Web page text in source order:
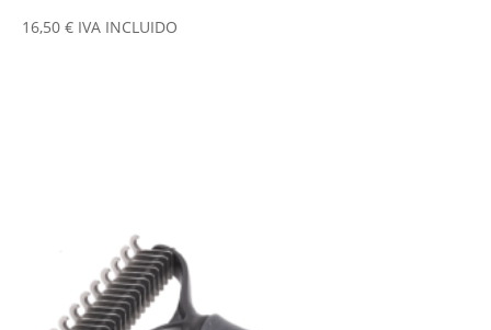
16,50 € IVA INCLUIDO